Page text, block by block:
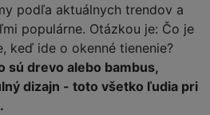
podľa aktuálnych trendov a
populárne. Otázkou je: Čo je
keď ide o okenné tienenie?
sú drevo alebo bambus,
dizajn - toto všetko ľudia pri